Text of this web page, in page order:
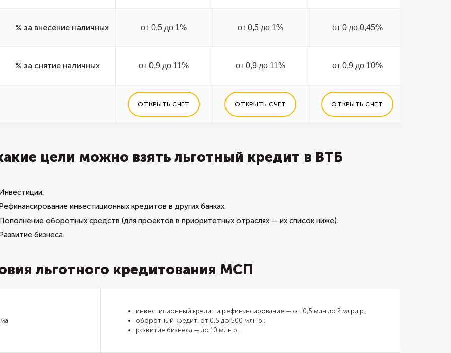
% за внесение наличных от 0,5 до 1% от 0,5 до 1% от 0 до 0,45%
% за снятие наличных от 0,9 до 11% от 0,9 до 11% от 0,9 до 10%
ОТКРЫТЬ СЧЕТ ОТКРЫТЬ СЧЕТ ОТКРЫТЬ СЧЕТ
цели можно взять льготный кредит в ВТБ
инвестиционных кредитов в других банках.
оборотных средств (для проектов в приоритетных отраслях — их список ниже).
бизнеса.
льготного кредитования МСП
инвестиционный кредит и рефинансирование — от 0,5 млн до 2 млрд р.;
оборотный кредит: от 0,5 до 500 млн р.;
развитие бизнеса — до 10 млн р.